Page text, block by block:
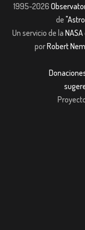
1995-2026
de
Un servicio de la NASA
porRobert